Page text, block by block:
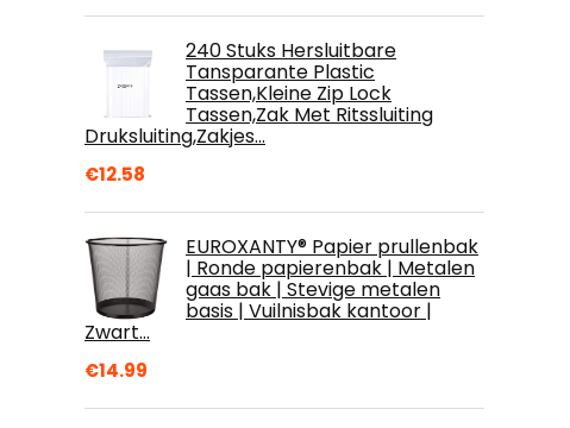
240 Stuks Hersluitbare
Tansparante Plastic
Tassen,Kleine Zip Lock
Tassen,Zak Met Ritssluiting
Druksluiting,Zakjes…
€12.58
EUROXANTY® Papier prullenbak
| Ronde papierenbak | Metalen
gaas bak | Stevige metalen
basis | Vuilnisbak kantoor |
Zwart…
€14.99